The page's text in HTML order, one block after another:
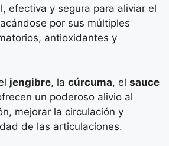
efectiva y segura para aliviar el
por sus múltiples
antioxidantes y
jengibre, la cúrcuma, el sauce
un poderoso alivio al
mejorar la circulación y
de las articulaciones.